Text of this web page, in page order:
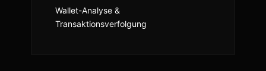
Wallet-Analyse &
Transaktionsverfolgung